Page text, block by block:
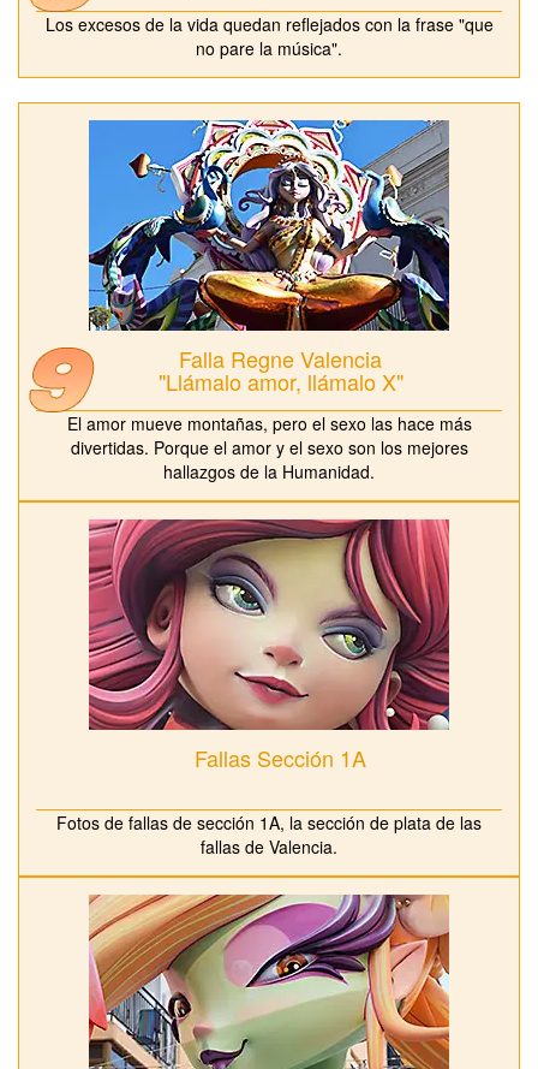
Los excesos de la vida quedan reflejados con la frase "que
no pare la música".
Falla Regne Valencia
"Llámalo amor, llámalo X"
El amor mueve montañas, pero el sexo las hace más
divertidas. Porque el amor y el sexo son los mejores
hallazgos de la Humanidad.
Fallas Sección 1A
Fotos de fallas de sección 1A, la sección de plata de las
fallas de Valencia.